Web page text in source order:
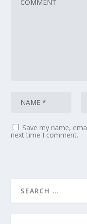
Save my name,
next time I comment.